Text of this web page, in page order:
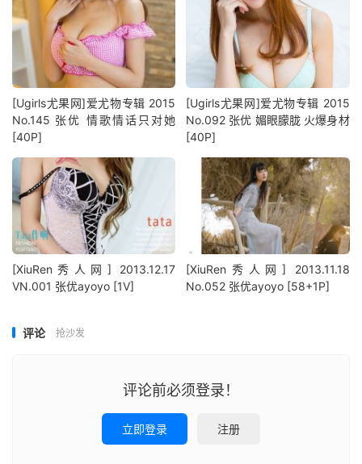
[Ugirls尤果网]爱尤物专辑 2015
No.145 张优 情歌情话只对她
[40P]
[Ugirls尤果网]爱尤物专辑 2015
No.092 张优 媚眼朦胧 火爆身材
[40P]
[XiuRen秀人网] 2013.12.17
VN.001 张优ayoyo [1V]
[XiuRen秀人网] 2013.11.18
No.052 张优ayoyo [58+1P]
评论 抢沙发
评论前必须登录！
立即登录 注册